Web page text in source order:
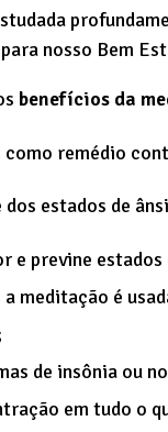
nosso Bem
benefícios da
como remédio
dos estados de
e previne estados
meditação é
de insônia ou
em tudo o